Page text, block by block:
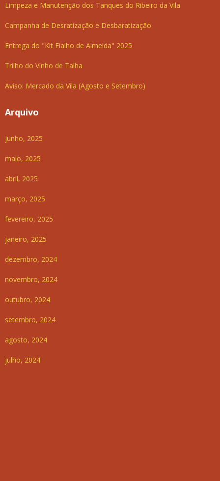
Limpeza e Manutenção dos Tanques do Ribeiro da Vila
Campanha de Desratização e Desbaratização
Entrega do "Kit Fialho de Almeida" 2025
Trilho do Vinho de Talha
Aviso: Mercado da Vila (Agosto e Setembro)
Arquivo
junho, 2025
maio, 2025
abril, 2025
março, 2025
fevereiro, 2025
janeiro, 2025
dezembro, 2024
novembro, 2024
outubro, 2024
setembro, 2024
agosto, 2024
julho, 2024